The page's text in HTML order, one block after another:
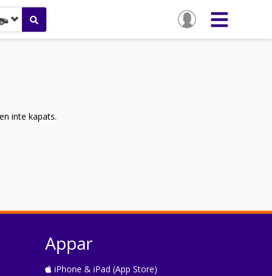
inte kapats.
Appar
iPhone & iPad (App Store)